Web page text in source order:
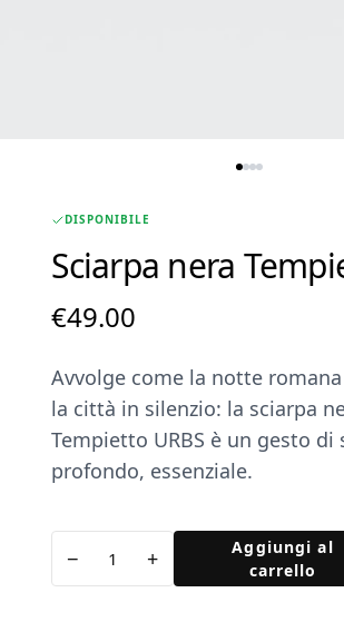
DISPONIBILE
Sciarpa nera
€49.00
Avvolge come la notte
la città in silenzio: la sciarpa
Tempietto URBS è un gesto di
profondo, essenziale.
− +
Aggiungi al
carrello